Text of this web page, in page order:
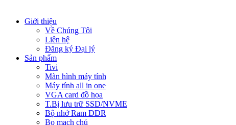
Giới thiệu
Về Chúng Tôi
Liên hệ
Đăng ký Đại lý
Sản phẩm
Tivi
Màn hình máy tính
Máy tính all in one
VGA card đồ họa
T.Bị lưu trữ SSD/NVME
Bộ nhớ Ram DDR
Bo mạch chủ